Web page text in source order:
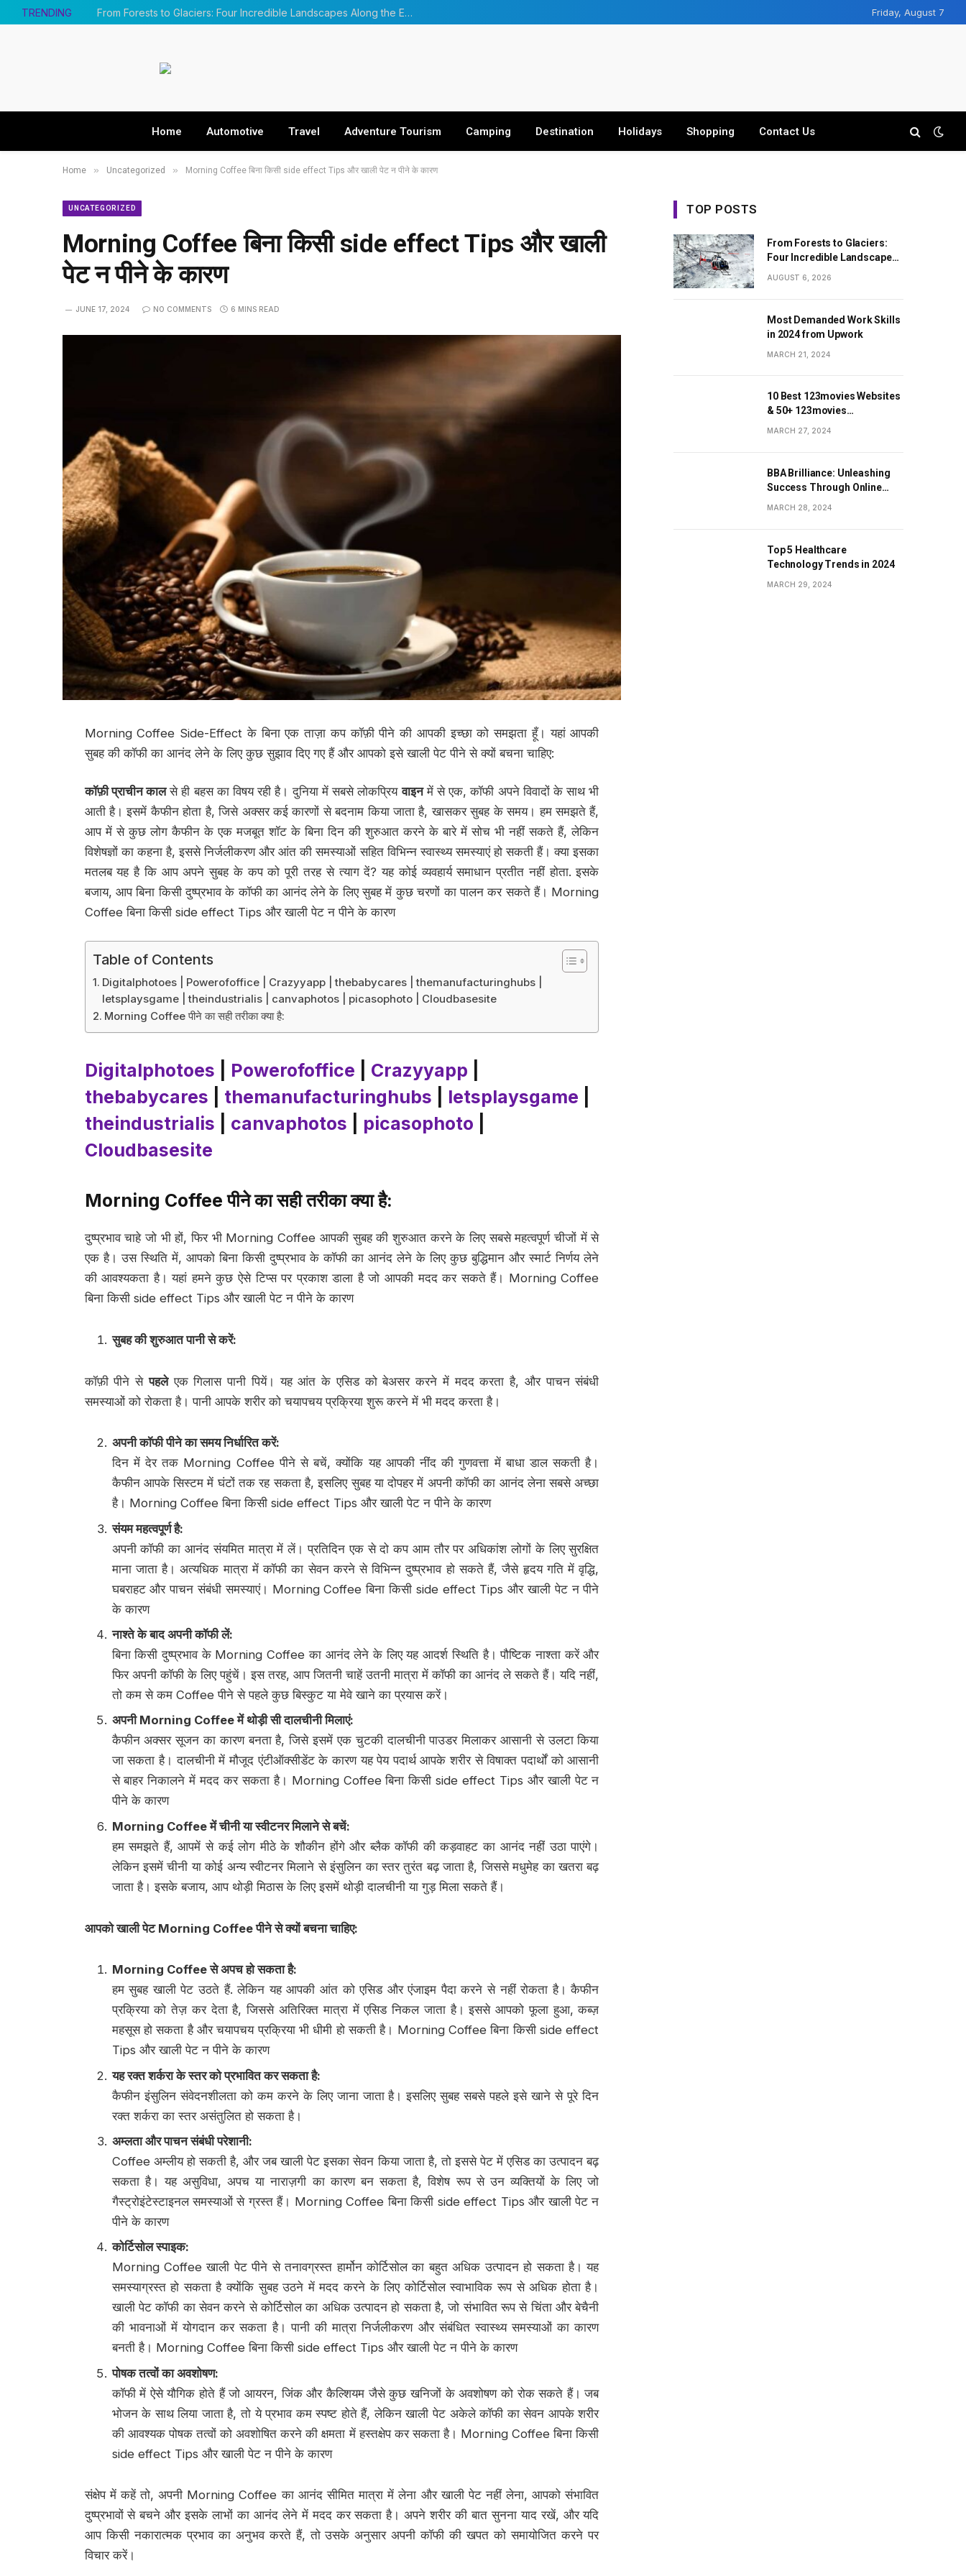
TRENDING From Forests to Glaciers: Four Incredible Landscapes Along the Everest Base Camp Trek with Helicopter Return Friday, August 7
Home Automotive Travel Adventure Tourism Camping Destination Holidays Shopping Contact Us
Home » Uncategorized » Morning Coffee बिना किसी side effect Tips और खाली पेट न पीने के कारण
UNCATEGORIZED
Morning Coffee बिना किसी side effect Tips और खाली
पेट न पीने के कारण
JUNE 17, 2024 NO COMMENTS 6 MINS READ
Morning Coffee Side-Effect के बिना एक ताज़ा कप कॉफ़ी पीने की आपकी इच्छा को समझता हूँ। यहां आपकी
सुबह की कॉफी का आनंद लेने के लिए कुछ सुझाव दिए गए हैं और आपको इसे खाली पेट पीने से क्यों बचना चाहिए:
कॉफ़ी प्राचीन कालसे ही बहस का विषय रही है। दुनिया में सबसे लोकप्रियवाइनमें से एक, कॉफी अपने विवादों के साथ भी
आती है। इसमें कैफीन होता है, जिसे अक्सर कई कारणों से बदनाम किया जाता है, खासकर सुबह के समय। हम समझते हैं,
आप में से कुछ लोग कैफीन के एक मजबूत शॉट के बिना दिन की शुरुआत करने के बारे में सोच भी नहीं सकते हैं, लेकिन
विशेषज्ञों का कहना है, इससे निर्जलीकरण और आंत की समस्याओं सहित विभिन्न स्वास्थ्य समस्याएं हो सकती हैं। क्या इसका
मतलब यह है कि आप अपने सुबह के कप को पूरी तरह से त्याग दें? यह कोई व्यवहार्य समाधान प्रतीत नहीं होता. इसके
बजाय, आप बिना किसी दुष्प्रभाव के कॉफी का आनंद लेने के लिए सुबह में कुछ चरणों का पालन कर सकते हैं। Morning
Coffee बिना किसी side effect Tips और खाली पेट न पीने के कारण
Table of Contents
Digitalphotoes | Powerofoffice | Crazyyapp | thebabycares | themanufacturinghubs |
letsplaysgame | theindustrialis | canvaphotos | picasophoto | Cloudbasesite
Morning Coffee पीने का सही तरीका क्या है:
Digitalphotoes Powerofoffice Crazyyapp
thebabycares
themanufacturinghubs letsplaysgame
theindustrialis
canvaphotos picasophoto
Cloudbasesite
Morning Coffeeपीने का सही तरीका क्या है:
दुष्प्रभाव चाहे जो भी हों, फिर भी Morning Coffee आपकी सुबह की शुरुआत करने के लिए सबसे महत्वपूर्ण चीजों में से
एक है। उस स्थिति में, आपको बिना किसी दुष्प्रभाव के कॉफी का आनंद लेने के लिए कुछ बुद्धिमान और स्मार्ट निर्णय लेने
की आवश्यकता है। यहां हमने कुछ ऐसे टिप्स पर प्रकाश डाला है जो आपकी मदद कर सकते हैं। Morning Coffee
बिना किसी side effect Tips और खाली पेट न पीने के कारण
सुबह की शुरुआत पानी से करें:
कॉफ़ी पीने सेपहलेएक गिलास पानी पियें। यह आंत के एसिड को बेअसर करने में मदद करता है, और पाचन संबंधी
समस्याओं को रोकता है। पानी आपके शरीर को चयापचय प्रक्रिया शुरू करने में भी मदद करता है।
अपनी कॉफी पीने का समय निर्धारित करें:
दिन में देर तक Morning Coffee पीने से बचें, क्योंकि यह आपकी नींद की गुणवत्ता में बाधा डाल सकती है।
कैफीन आपके सिस्टम में घंटों तक रह सकता है, इसलिए सुबह या दोपहर में अपनी कॉफी का आनंद लेना सबसे अच्छा
है। Morning Coffee बिना किसी side effect Tips और खाली पेट न पीने के कारण
संयम महत्वपूर्ण है:
अपनी कॉफी का आनंद संयमित मात्रा में लें। प्रतिदिन एक से दो कप आम तौर पर अधिकांश लोगों के लिए सुरक्षित
माना जाता है। अत्यधिक मात्रा में कॉफी का सेवन करने से विभिन्न दुष्प्रभाव हो सकते हैं, जैसे हृदय गति में वृद्धि,
घबराहट और पाचन संबंधी समस्याएं। Morning Coffee बिना किसी side effect Tips और खाली पेट न पीने
के कारण
नाश्ते के बाद अपनी कॉफी लें:
बिना किसी दुष्प्रभाव के Morning Coffee का आनंद लेने के लिए यह आदर्श स्थिति है। पौष्टिक नाश्ता करें और
फिर अपनी कॉफी के लिए पहुंचें। इस तरह, आप जितनी चाहें उतनी मात्रा में कॉफी का आनंद ले सकते हैं। यदि नहीं,
तो कम से कम Coffee पीने से पहले कुछ बिस्कुट या मेवे खाने का प्रयास करें।
अपनी Morning Coffeeमें थोड़ी सी दालचीनी मिलाएं:
कैफीन अक्सर सूजन का कारण बनता है, जिसे इसमें एक चुटकी दालचीनी पाउडर मिलाकर आसानी से उलटा किया
जा सकता है। दालचीनी में मौजूद एंटीऑक्सीडेंट के कारण यह पेय पदार्थ आपके शरीर से विषाक्त पदार्थों को आसानी
से बाहर निकालने में मदद कर सकता है। Morning Coffee बिना किसी side effect Tips और खाली पेट न
पीने के कारण
Morning Coffeeमें चीनी या स्वीटनर मिलाने से बचें:
हम समझते हैं, आपमें से कई लोग मीठे के शौकीन होंगे और ब्लैक कॉफी की कड़वाहट का आनंद नहीं उठा पाएंगे।
लेकिन इसमें चीनी या कोई अन्य स्वीटनर मिलाने से इंसुलिन का स्तर तुरंत बढ़ जाता है, जिससे मधुमेह का खतरा बढ़
जाता है। इसके बजाय, आप थोड़ी मिठास के लिए इसमें थोड़ी दालचीनी या गुड़ मिला सकते हैं।
आपको खाली पेट Morning Coffeeपीने से क्यों बचना चाहिए:
Morning Coffeeसे अपच हो सकता है:
हम सुबह खाली पेट उठते हैं. लेकिन यह आपकी आंत को एसिड और एंजाइम पैदा करने से नहीं रोकता है। कैफीन
प्रक्रिया को तेज़ कर देता है, जिससे अतिरिक्त मात्रा में एसिड निकल जाता है। इससे आपको फूला हुआ, कब्ज़
महसूस हो सकता है और चयापचय प्रक्रिया भी धीमी हो सकती है। Morning Coffee बिना किसी side effect
Tips और खाली पेट न पीने के कारण
यह रक्त शर्करा के स्तर को प्रभावित कर सकता है:
कैफीन इंसुलिन संवेदनशीलता को कम करने के लिए जाना जाता है। इसलिए सुबह सबसे पहले इसे खाने से पूरे दिन
रक्त शर्करा का स्तर असंतुलित हो सकता है।
अम्लता और पाचन संबंधी परेशानी:
Coffee अम्लीय हो सकती है, और जब खाली पेट इसका सेवन किया जाता है, तो इससे पेट में एसिड का उत्पादन बढ़
सकता है। यह असुविधा, अपच या नाराज़गी का कारण बन सकता है, विशेष रूप से उन व्यक्तियों के लिए जो
गैस्ट्रोइंटेस्टाइनल समस्याओं से ग्रस्त हैं। Morning Coffee बिना किसी side effect Tips और खाली पेट न
पीने के कारण
कोर्टिसोल स्पाइक:
Morning Coffee खाली पेट पीने से तनावग्रस्त हार्मोन कोर्टिसोल का बहुत अधिक उत्पादन हो सकता है। यह
समस्याग्रस्त हो सकता है क्योंकि सुबह उठने में मदद करने के लिए कोर्टिसोल स्वाभाविक रूप से अधिक होता है।
खाली पेट कॉफी का सेवन करने से कोर्टिसोल का अधिक उत्पादन हो सकता है, जो संभावित रूप से चिंता और बेचैनी
की भावनाओं में योगदान कर सकता है। पानी की मात्रा निर्जलीकरण और संबंधित स्वास्थ्य समस्याओं का कारण
बनती है। Morning Coffee बिना किसी side effect Tips और खाली पेट न पीने के कारण
पोषक तत्वों का अवशोषण:
कॉफी में ऐसे यौगिक होते हैं जो आयरन, जिंक और कैल्शियम जैसे कुछ खनिजों के अवशोषण को रोक सकते हैं। जब
भोजन के साथ लिया जाता है, तो ये प्रभाव कम स्पष्ट होते हैं, लेकिन खाली पेट अकेले कॉफी का सेवन आपके शरीर
की आवश्यक पोषक तत्वों को अवशोषित करने की क्षमता में हस्तक्षेप कर सकता है। Morning Coffee बिना किसी
side effect Tips और खाली पेट न पीने के कारण
संक्षेप में कहें तो, अपनी Morning Coffee का आनंद सीमित मात्रा में लेना और खाली पेट नहीं लेना, आपको संभावित
दुष्प्रभावों से बचने और इसके लाभों का आनंद लेने में मदद कर सकता है। अपने शरीर की बात सुनना याद रखें, और यदि
आप किसी नकारात्मक प्रभाव का अनुभव करते हैं, तो उसके अनुसार अपनी कॉफी की खपत को समायोजित करने पर
विचार करें।
TOP POSTS
From Forests to Glaciers:
Four Incredible Landscapes
AUGUST 6, 2026
Most Demanded Work Skills
in 2024 from Upwork
MARCH 21, 2024
10 Best 123movies Websites
& 50+ 123movies
Alternatives Sites
MARCH 27, 2024
BBA Brilliance: Unleashing
Success Through Online
MARCH 28, 2024
Top 5 Healthcare
Technology Trends in 2024
MARCH 29, 2024